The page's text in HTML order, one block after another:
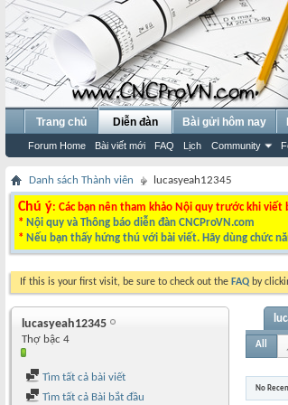
Trang chủ Diễn đàn
Forum Home Bài viết mới FAQ Lịch Community
Bài gửi hôm nay
Danh sách Thành viên lucasyeah12345
Chú ý: Các bạn nên tham khảo Nội quy trước khi viết
* Nội quy và Thông báo diễn đàn CNCProVN.com
* Nếu bạn thấy hứng thú với bài viết. Hãy dùng chức
If this is your first visit, be sure to check out the FAQ by
lucasyeah12345
Thợ bậc 4
Tìm tất cả bài viết
Tìm tất cả Bài bắt đầu
All
No